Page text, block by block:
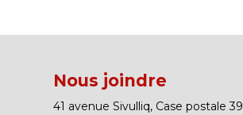
Nous joindre
41 avenue Sivulliq, Case postale 39